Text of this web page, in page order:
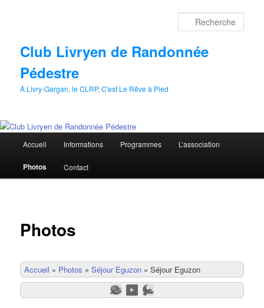
Club Livryen de Randonnée
Pédestre
Á Livry-Gargan, le CLRP, C'est Le Rêve à Pied
principal
Accueil Informations Programmes L’association
Photos Contact
Photos
Accueil » Photos »Séjour Eguzon »Séjour Eguzon